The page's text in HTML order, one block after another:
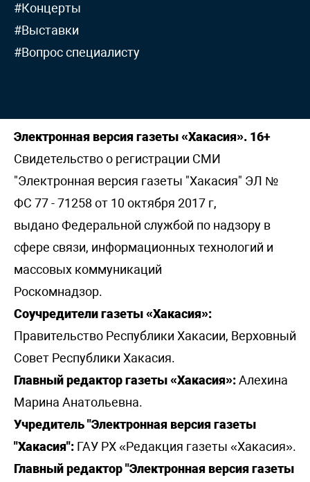
#Концерты
#Выставки
#Вопрос специалисту
Электронная версия газеты «Хакасия». 16+
Свидетельство о регистрации СМИ
"Электронная версия газеты "Хакасия" ЭЛ №
ФС 77 - 71258 от 10 октября 2017 г,
выдано Федеральной службой по надзору в
сфере связи, информационных технологий и
массовых коммуникаций
Роскомнадзор.
Соучредители газеты «Хакасия»:
Правительство Республики Хакасии, Верховный
Совет Республики Хакасия.
Главный редактор газеты «Хакасия»:Алехина
Марина Анатольевна.
Учредитель "Электронная версия газеты
"Хакасия": ГАУ РХ «Редакция газеты «Хакасия».
Главный редактор "Электронная версия газеты